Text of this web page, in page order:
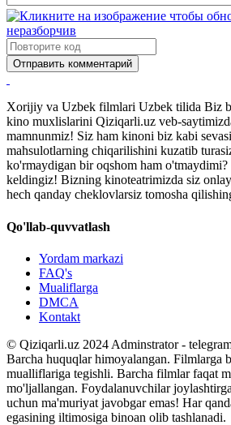
Отправить комментарий
Xorijiy va Uzbek filmlari Uzbek tilida Biz
kino muxlislarini Qiziqarli.uz veb-
mamnunmiz! Siz ham kinoni biz kabi
mahsulotlarning chiqarilishini kuzatib
ko'rmaydigan bir oqshom ham
keldingiz! Bizning kinoteatrimizda siz
hech qanday cheklovlarsiz tomosha
Qo'llab-quvvatlash
Yordam markazi
FAQ's
Mualiflarga
DMCA
Kontakt
© Qiziqarli.uz 2024 Adminstrator -
Barcha huquqlar himoyalangan. Filmlarga
mualliflariga tegishli. Barcha filmlar faqat
mo'ljallangan. Foydalanuvchilar
uchun ma'muriyat javobgar emas! Har
egasining iltimosiga binoan olib tashlanadi.